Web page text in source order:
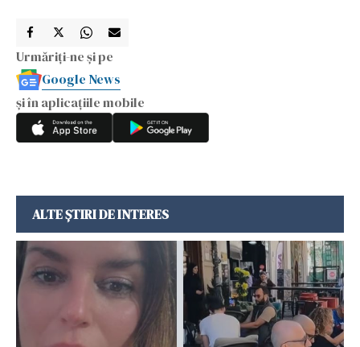
Urmăriți-ne și pe
Google News
și în aplicațiile mobile
ALTE ȘTIRI DE INTERES